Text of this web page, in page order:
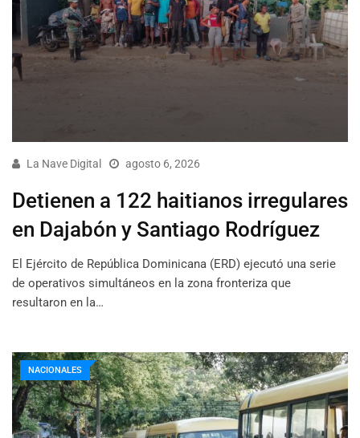
La Nave Digital agosto 6, 2026
Detienen a 122 haitianos irregulares
en Dajabón y Santiago Rodríguez
El Ejército de República Dominicana (ERD) ejecutó una serie
de operativos simultáneos en la zona fronteriza que
resultaron en la…
NACIONALES